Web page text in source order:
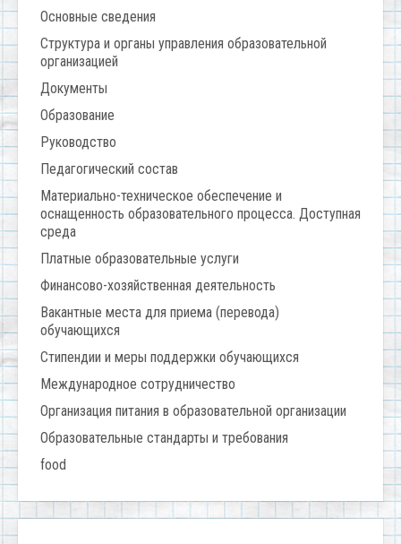
Основные сведения
Структура и органы управления образовательной
организацией
Документы
Образование
Руководство
Педагогический состав
Материально-техническое обеспечение и
оснащенность образовательного процесса. Доступная
среда
Платные образовательные услуги
Финансово-хозяйственная деятельность
Вакантные места для приема (перевода)
обучающихся
Стипендии и меры поддержки обучающихся
Международное сотрудничество
Организация питания в образовательной организации
Образовательные стандарты и требования
food